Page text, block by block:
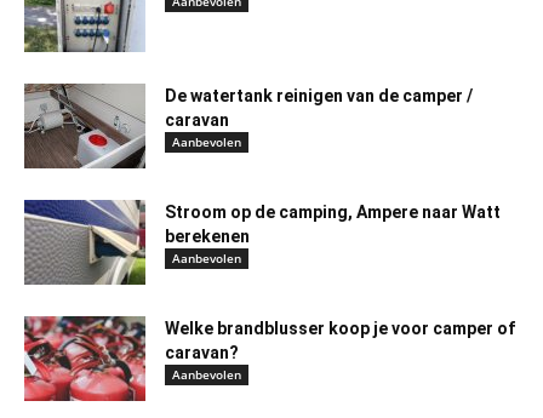
De watertank reinigen van de camper /
caravan
Aanbevolen
Stroom op de camping, Ampere naar Watt
berekenen
Aanbevolen
Welke brandblusser koop je voor camper of
caravan?
Aanbevolen